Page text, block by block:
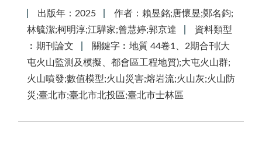
出版年：2025
作者：賴昱銘;唐懷昱;鄭名鈞;
林毓潔;柯明淳;江驊家;曾慧婷;郭京達
資料類型
︰期刊論文
關鍵字︰地質 44卷1、2期合刊(大
屯火山監測及模擬、都會區工程地質);大屯火山群;
火山噴發;數值模型;火山災害;熔岩流;火山灰;火山防
災;臺北市;臺北市北投區;臺北市士林區